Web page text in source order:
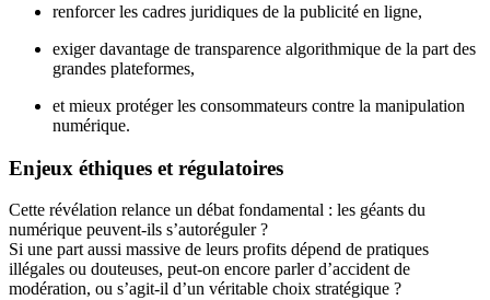
renforcer les cadres juridiques de la publicité en ligne,
exiger davantage de transparence algorithmique de la part des
grandes plateformes,
et mieux protéger les consommateurs contre la manipulation
numérique.
Enjeux éthiques et régulatoires
Cette révélation relance un débat fondamental : les géants du
numérique peuvent-ils s’autoréguler ?
Si une part aussi massive de leurs profits dépend de pratiques
illégales ou douteuses, peut-on encore parler d’accident de
modération, ou s’agit-il d’un véritable choix stratégique ?